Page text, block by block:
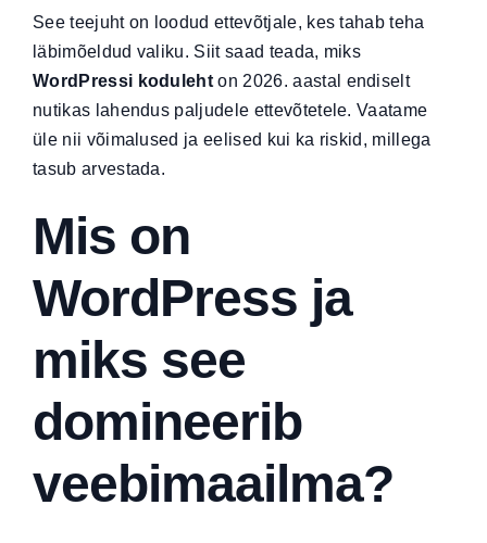
See teejuht on loodud ettevõtjale, kes tahab teha
läbimõeldud valiku. Siit saad teada, miks
WordPressi koduleht on 2026. aastal endiselt
nutikas lahendus paljudele ettevõtetele. Vaatame
üle nii võimalused ja eelised kui ka riskid, millega
tasub arvestada.
Mis on
WordPress ja
miks see
domineerib
veebimaailma?